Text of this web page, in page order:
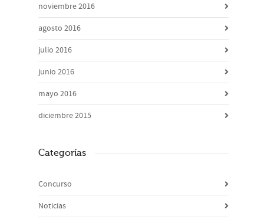
noviembre 2016
agosto 2016
julio 2016
junio 2016
mayo 2016
diciembre 2015
Categorías
Concurso
Noticias